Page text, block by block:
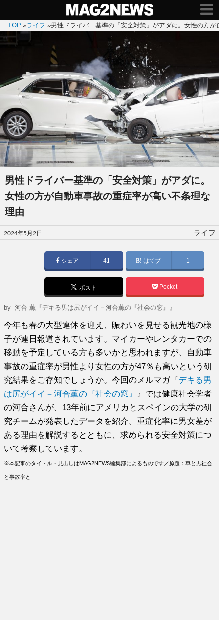
TOP »ライフ »男性ドライバー基準の「安全対策」がアダに。女性の方
男性ドライバー基準の「安全対策」がアダに。
女性の方が自動車事故の重症率が高い不条理な
理由
投
稿
2024年5月2日 ライフ
シェア 41 はてブ 1
ポスト Pocket
by河合 薫『デキる男は尻がイイ－河合薫の『社会の窓』』
今年も春の大型連休を迎え、賑わいを見せる観光地の様
子が連日報道されています。マイカーやレンタカーでの
移動を予定している方も多いかと思われますが、自動車
事故の重症率が男性より女性の方が47％も高いという研
究結果をご存知でしょうか。今回のメルマガ『デキる男
は尻がイイ－河合薫の『社会の窓』
』では健康社会学者
の河合さんが、13年前にアメリカとスペインの大学の研
究チームが発表したデータを紹介。重症化率に男女差が
ある理由を解説するとともに、求められる安全対策につ
いて考察しています。
※本記事のタイトル・見出しはMAG2NEWS編集部によるものです／原題：車と男社会
と事故率と